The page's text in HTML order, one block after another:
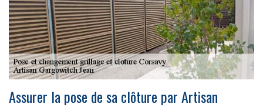
Assurer la pose de sa clôture par Artisan